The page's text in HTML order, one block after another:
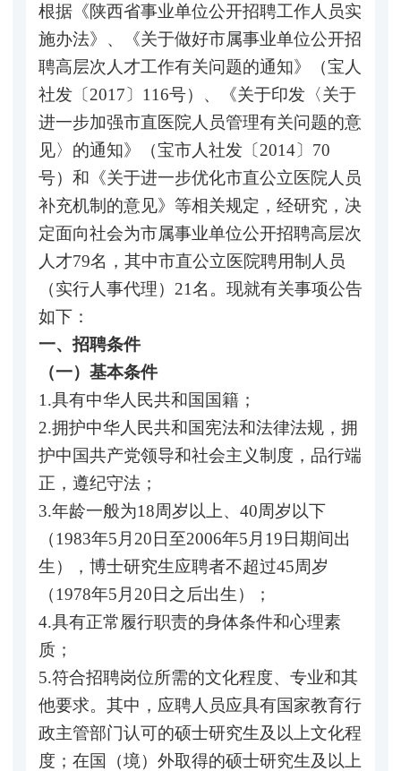
根据《陕西省事业单位公开招聘工作人员实
施办法》、《关于做好市属事业单位公开招
聘高层次人才工作有关问题的通知》（宝人
社发〔2017〕116号）、《关于印发〈关于
进一步加强市直医院人员管理有关问题的意
见〉的通知》（宝市人社发〔2014〕70
号）和《关于进一步优化市直公立医院人员
补充机制的意见》等相关规定，经研究，决
定面向社会为市属事业单位公开招聘高层次
人才79名，其中市直公立医院聘用制人员
（实行人事代理）21名。现就有关事项公告
如下：
一、招聘条件
（一）基本条件
1.具有中华人民共和国国籍；
2.拥护中华人民共和国宪法和法律法规，拥
护中国共产党领导和社会主义制度，品行端
正，遵纪守法；
3.年龄一般为18周岁以上、40周岁以下
（1983年5月20日至2006年5月19日期间出
生），博士研究生应聘者不超过45周岁
（1978年5月20日之后出生）；
4.具有正常履行职责的身体条件和心理素
质；
5.符合招聘岗位所需的文化程度、专业和其
他要求。其中，应聘人员应具有国家教育行
政主管部门认可的硕士研究生及以上文化程
度；在国（境）外取得的硕士研究生及以上